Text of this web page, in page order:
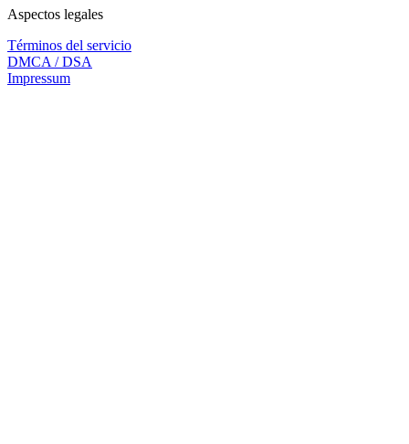
Aspectos legales
Términos del servicio
DMCA / DSA
Impressum